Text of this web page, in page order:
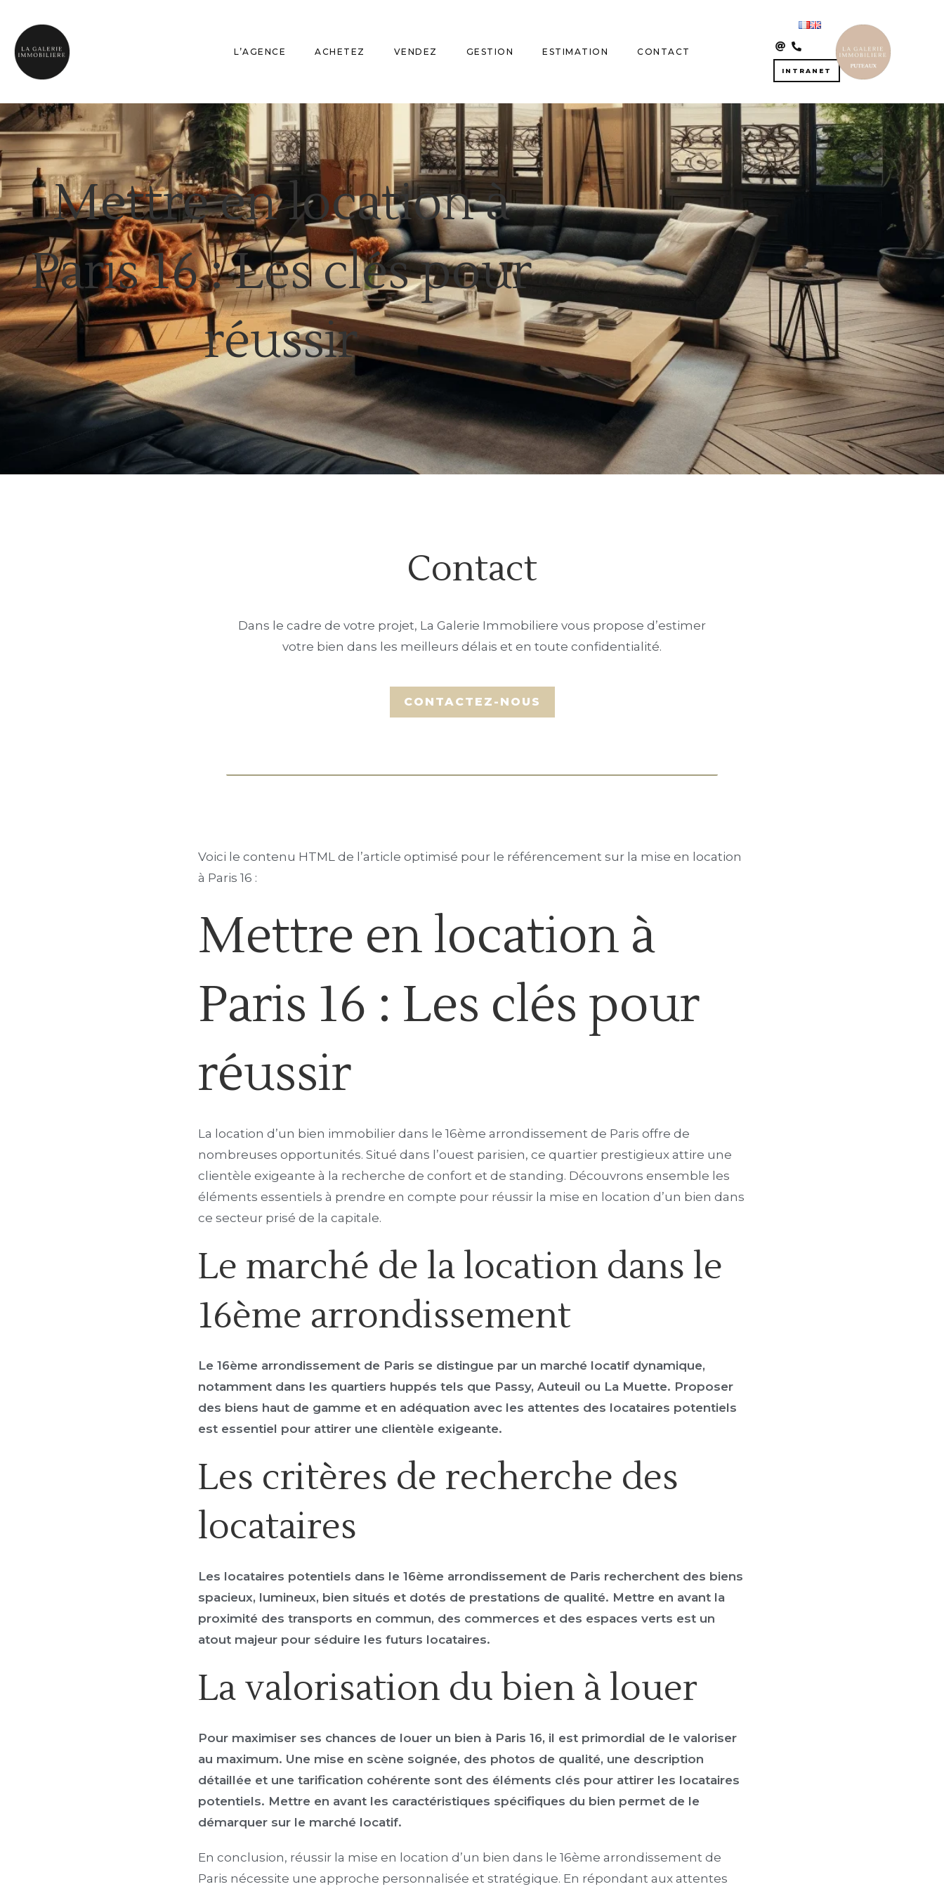
L’AGENCE ACHETEZ VENDEZ GESTION ESTIMATION CONTACT
INTRANET
Mettre en location à
Paris 16 : Les clés pour
réussir
Contact
Dans le cadre de votre projet, La Galerie Immobiliere vous propose d’estimer
votre bien dans les meilleurs délais et en toute confidentialité.
Voici le contenu HTML de l’article optimisé pour le référencement sur la mise en location
à Paris 16 :
Mettre en location à
Paris 16 : Les clés pour
réussir
La location d’un bien immobilier dans le 16ème arrondissement de Paris offre de
nombreuses opportunités. Situé dans l’ouest parisien, ce quartier prestigieux attire une
clientèle exigeante à la recherche de confort et de standing. Découvrons ensemble les
éléments essentiels à prendre en compte pour réussir la mise en location d’un bien dans
ce secteur prisé de la capitale.
Le marché de la location dans le
16ème arrondissement
Le 16ème arrondissement de Paris se distingue par un marché locatif dynamique,
notamment dans les quartiers huppés tels que Passy, Auteuil ou La Muette. Proposer
des biens haut de gamme et en adéquation avec les attentes des locataires potentiels
est essentiel pour attirer une clientèle exigeante.
Les critères de recherche des
locataires
Les locataires potentiels dans le 16ème arrondissement de Paris recherchent des biens
spacieux, lumineux, bien situés et dotés de prestations de qualité. Mettre en avant la
proximité des transports en commun, des commerces et des espaces verts est un
atout majeur pour séduire les futurs locataires.
La valorisation du bien à louer
Pour maximiser ses chances de louer un bien à Paris 16, il est primordial de le valoriser
au maximum. Une mise en scène soignée, des photos de qualité, une description
détaillée et une tarification cohérente sont des éléments clés pour attirer les locataires
potentiels. Mettre en avant les caractéristiques spécifiques du bien permet de le
démarquer sur le marché locatif.
En conclusion, réussir la mise en location d’un bien dans le 16ème arrondissement de
Paris nécessite une approche personnalisée et stratégique. En répondant aux attentes